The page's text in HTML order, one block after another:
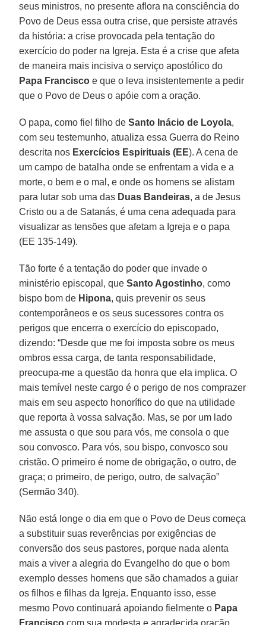
seus ministros, no presente aflora na consciência do
Povo de Deus essa outra crise, que persiste através
da história: a crise provocada pela tentação do
exercício do poder na Igreja. Esta é a crise que afeta
de maneira mais incisiva o serviço apostólico do
Papa Francisco e que o leva insistentemente a pedir
que o Povo de Deus o apóie com a oração.
O papa, como fiel filho deSanto Inácio de Loyola,
com seu testemunho, atualiza essa Guerra do Reino
descrita nos Exercícios Espirituais (EE). A cena de
um campo de batalha onde se enfrentam a vida e a
morte, o bem e o mal, e onde os homens se alistam
para lutar sob uma das Duas Bandeiras, a de Jesus
Cristo ou a de Satanás, é uma cena adequada para
visualizar as tensões que afetam a Igreja e o papa
(EE 135-149).
Tão forte é a tentação do poder que invade o
ministério episcopal, queSanto Agostinho, como
bispo bom de Hipona, quis prevenir os seus
contemporâneos e os seus sucessores contra os
perigos que encerra o exercício do episcopado,
dizendo: “Desde que me foi imposta sobre os meus
ombros essa carga, de tanta responsabilidade,
preocupa-me a questão da honra que ela implica. O
mais temível neste cargo é o perigo de nos comprazer
mais em seu aspecto honorífico do que na utilidade
que reporta à vossa salvação. Mas, se por um lado
me assusta o que sou para vós, me consola o que
sou convosco. Para vós, sou bispo, convosco sou
cristão. O primeiro é nome de obrigação, o outro, de
graça; o primeiro, de perigo, outro, de salvação”
(Sermão 340).
Não está longe o dia em que o Povo de Deus começa
a substituir suas reverências por exigências de
conversão dos seus pastores, porque nada alenta
mais a viver a alegria do Evangelho do que o bom
exemplo desses homens que são chamados a guiar
os filhos e filhas da Igreja. Enquanto isso, esse
mesmo Povo continuará apoiando fielmente o Papa
Francisco com sua modesta e agradecida oração.